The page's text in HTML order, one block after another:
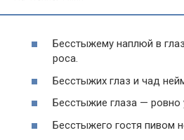
Бесстыжему наплюй в
роса.
Бесстыжих глаз и чад
Бесстыжие глаза — ровно
Бесстыжего гостя пивом